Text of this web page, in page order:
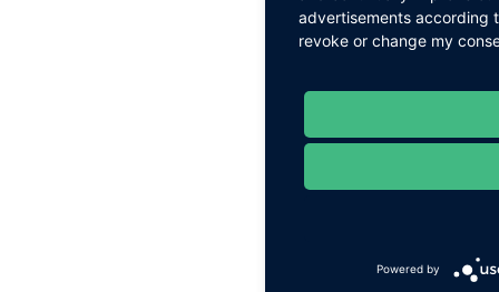
advertisements according
revoke or change my
Powered by